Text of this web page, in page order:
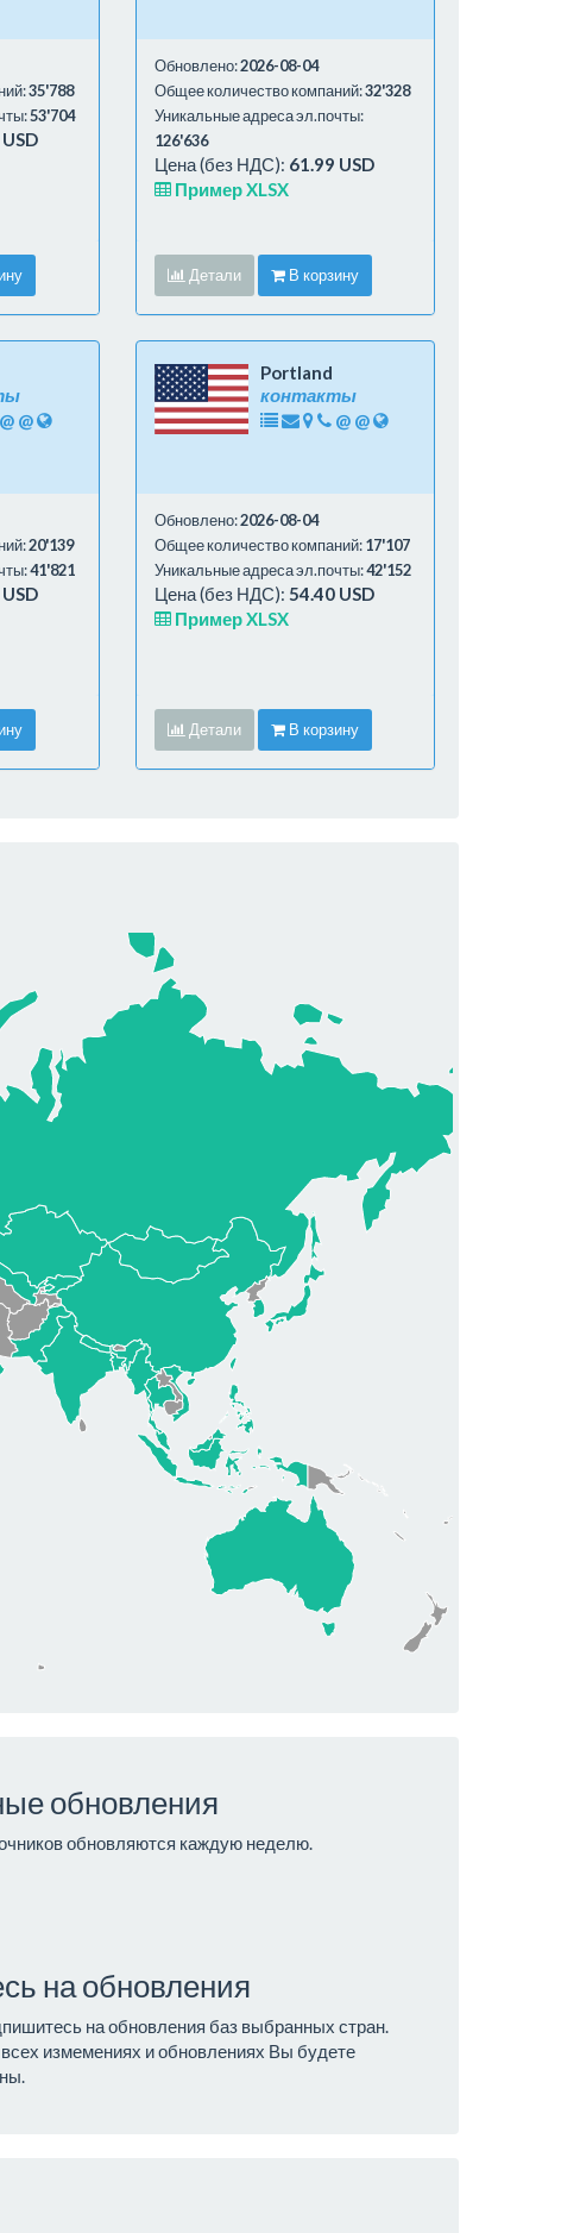
35'788
53'704
Обновлено:2026-08-04
Общее количество компаний:32'328
Уникальные адреса эл.почты:
126'636
Цена (без НДС): 61.99 USD
Пример XLSX
Детали В корзину
@ @
20'139
41'821
Portland
контакты
@ @
Обновлено:2026-08-04
Общее количество компаний:17'107
Уникальные адреса эл.почты:42'152
Цена (без НДС): 54.40 USD
Пример XLSX
Детали В корзину
обновления
обновляются каждую неделю.
на обновления
на обновления баз выбранных стран.
измемениях и обновлениях Вы будете